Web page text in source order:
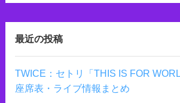
最近の投稿
TWICE：セトリ「THIS IS FOR
座席表・ライブ情報まとめ